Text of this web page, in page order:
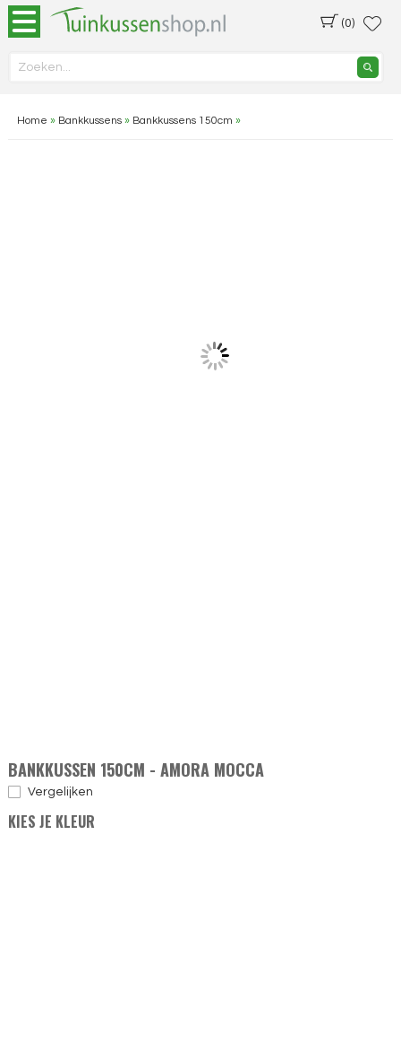
(0)
Home » Bankkussens» Bankkussens 150cm »
BANKKUSSEN 150CM - AMORA MOCCA
Vergelijken
KIES JE KLEUR